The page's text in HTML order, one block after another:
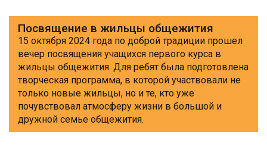
Посвящение в жильцы общежития
15 октября 2024 года по доброй традиции прошел
вечер посвящения учащихся первого курса в
жильцы общежития. Для ребят была подготовлена
творческая программа, в которой участвовали не
только новые жильцы, но и те, кто уже
почувствовал атмосферу жизни в большой и
дружной семье общежития.